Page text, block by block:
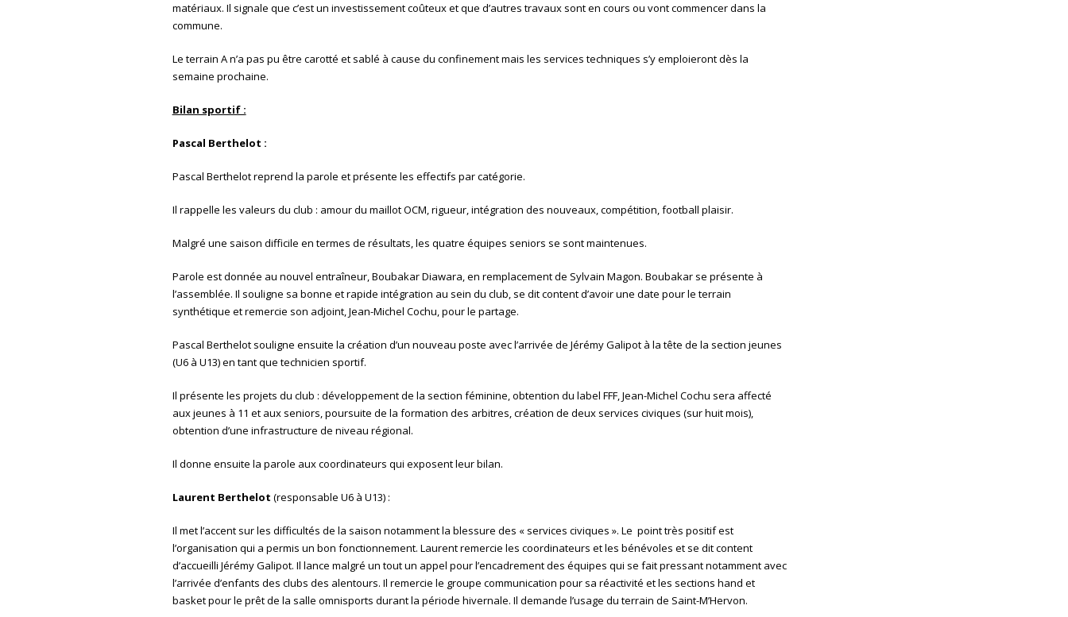
matériaux. Il signale que c’est un investissement coûteux et que d’autres travaux sont en cours ou vont commencer dans la
commune.
Le terrain A n’a pas pu être carotté et sablé à cause du confinement mais les services techniques s’y emploieront dès la
semaine prochaine.
Bilan sportif :
Pascal Berthelot :
Pascal Berthelot reprend la parole et présente les effectifs par catégorie.
Il rappelle les valeurs du club : amour du maillot OCM, rigueur, intégration des nouveaux, compétition, football plaisir.
Malgré une saison difficile en termes de résultats, les quatre équipes seniors se sont maintenues.
Parole est donnée au nouvel entraîneur, Boubakar Diawara, en remplacement de Sylvain Magon. Boubakar se présente à
l’assemblée. Il souligne sa bonne et rapide intégration au sein du club, se dit content d’avoir une date pour le terrain
synthétique et remercie son adjoint, Jean-Michel Cochu, pour le partage.
Pascal Berthelot souligne ensuite la création d’un nouveau poste avec l’arrivée de Jérémy Galipot à la tête de la section jeunes
(U6 à U13) en tant que technicien sportif.
Il présente les projets du club : développement de la section féminine, obtention du label FFF, Jean-Michel Cochu sera affecté
aux jeunes à 11 et aux seniors, poursuite de la formation des arbitres, création de deux services civiques (sur huit mois),
obtention d’une infrastructure de niveau régional.
Il donne ensuite la parole aux coordinateurs qui exposent leur bilan.
Laurent Berthelot (responsable U6 à U13) :
Il met l’accent sur les difficultés de la saison notamment la blessure des « services civiques ». Le point très positif est
l’organisation qui a permis un bon fonctionnement. Laurent remercie les coordinateurs et les bénévoles et se dit content
d’accueilli Jérémy Galipot. Il lance malgré un tout un appel pour l’encadrement des équipes qui se fait pressant notamment avec
l’arrivée d’enfants des clubs des alentours. Il remercie le groupe communication pour sa réactivité et les sections hand et
basket pour le prêt de la salle omnisports durant la période hivernale. Il demande l’usage du terrain de Saint-M’Hervon.